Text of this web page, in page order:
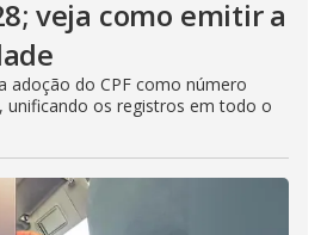
veja como emitir a
adoção do CPF como número
unificando os registros em todo o